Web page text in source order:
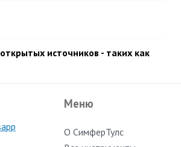
источников - таких как
Меню
О СимферТулс